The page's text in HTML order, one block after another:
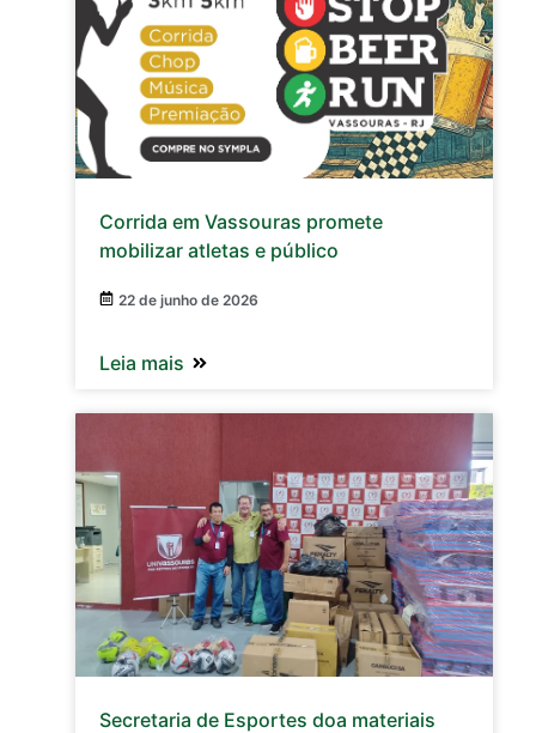
Corrida em Vassouras promete
mobilizar atletas e público
22 de junho de 2026
Leia mais
Secretaria de Esportes doa materiais